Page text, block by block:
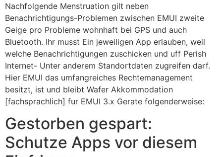
Nachfolgende Menstruation gilt neben
Benachrichtigungs-Problemen zwischen EMUI zweite
Geige pro Probleme wohnhaft bei GPS und auch
Bluetooth. Ihr musst Ein jeweiligen App erlauben, weil
welche Benachrichtigungen zuschicken und uff Perish
Internet- Unter anderem Standortdaten zugreifen darf.
Hier EMUI das umfangreiches Rechtemanagement
besitzt, ist und bleibt Wafer Akkommodation
[fachsprachlich] fur EMUI 3.x Gerate folgenderweise:
Gestorben gespart:
Schutze Apps vor diesem